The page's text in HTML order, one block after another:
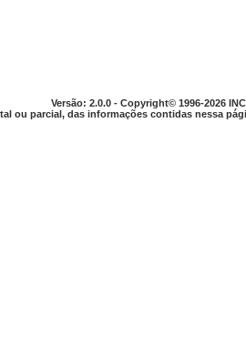
Versão: 2.0.0 - Copyright© 1996-2026
ou parcial, das informações contidas nessa